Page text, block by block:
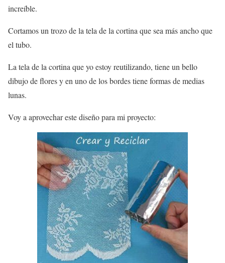
increíble.
Cortamos un trozo de la tela de la cortina que sea más ancho que
el tubo.
La tela de la cortina que yo estoy reutilizando, tiene un bello
dibujo de flores y en uno de los bordes tiene formas de medias
lunas.
Voy a aprovechar este diseño para mi proyecto: